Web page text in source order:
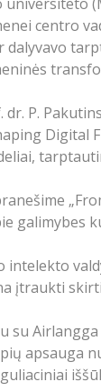
centro
dalyvavo
dr. P.
Digital
galimybes
intelekto
įtraukti
su
apsauga